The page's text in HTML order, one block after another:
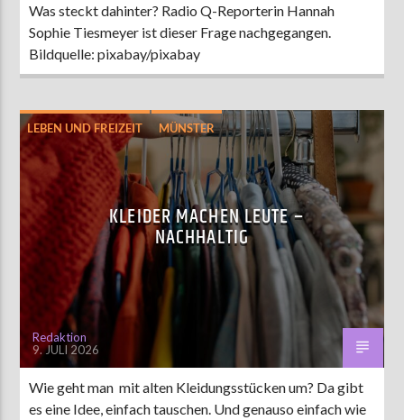
Was steckt dahinter? Radio Q-Reporterin Hannah
Sophie Tiesmeyer ist dieser Frage nachgegangen.
Bildquelle: pixabay/pixabay
LEBEN UND FREIZEIT MÜNSTER
KLEIDER MACHEN LEUTE –
NACHHALTIG
Redaktion
9. JULI 2026
Wie geht man mit alten Kleidungsstücken um? Da gibt
es eine Idee, einfach tauschen. Und genauso einfach wie